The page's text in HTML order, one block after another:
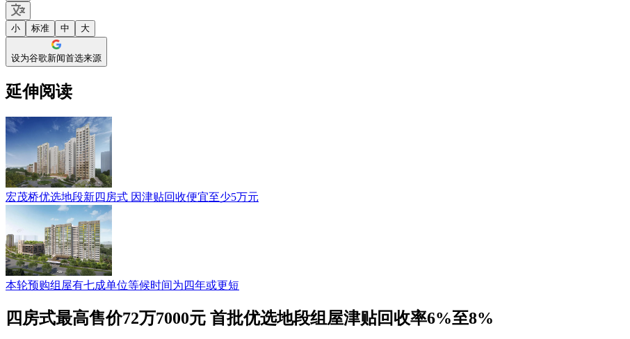
小 标准 中 大
设为谷歌新闻首选来源
延伸阅读
宏茂桥优选地段新四房式 因津贴回收便宜至少5万元
本轮预购组屋有七成单位等候时间为四年或更短
四房式最高售价72万7000元 首批优选地段组屋津贴回收率6%至8%